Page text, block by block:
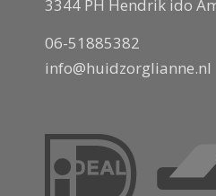
3344 PH Hendrik ido
06-51885382
info@huidzorglianne.nl